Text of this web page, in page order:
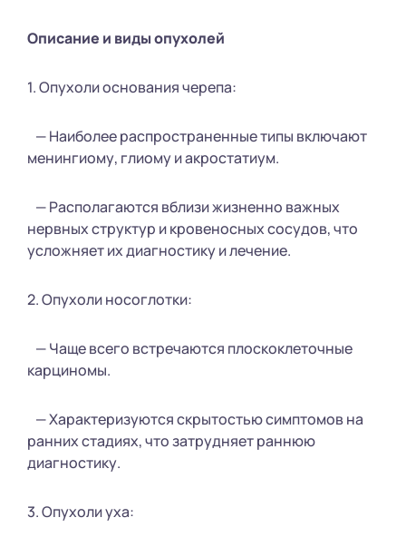
Описание и виды опухолей
1. Опухоли основания черепа:
— Наиболее распространенные типы включают
менингиому, глиому и акростатиум.
— Располагаются вблизи жизненно важных
нервных структур и кровеносных сосудов, что
усложняет их диагностику и лечение.
2. Опухоли носоглотки:
— Чаще всего встречаются плоскоклеточные
карциномы.
— Характеризуются скрытостью симптомов на
ранних стадиях, что затрудняет раннюю
диагностику.
3. Опухоли уха: